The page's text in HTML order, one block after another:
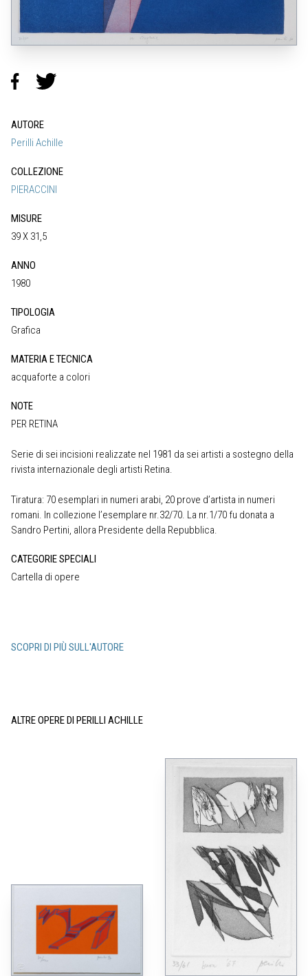
AUTORE
Perilli Achille
COLLEZIONE
PIERACCINI
MISURE
39 X 31,5
ANNO
1980
TIPOLOGIA
Grafica
MATERIA E TECNICA
acquaforte a colori
NOTE
PER RETINA
Serie di sei incisioni realizzate nel 1981 da sei artisti a sostegno della
rivista internazionale degli artisti Retina.
Tiratura: 70 esemplari in numeri arabi, 20 prove d’artista in numeri
romani. In collezione l’esemplare nr.32/70. La nr.1/70 fu donata a
Sandro Pertini, allora Presidente della Repubblica.
CATEGORIE SPECIALI
Cartella di opere
SCOPRI DI PIÙ SULL'AUTORE
ALTRE OPERE DI PERILLI ACHILLE